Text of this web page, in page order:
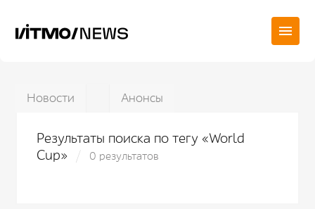
Новости Анонсы
Результаты поиска по тегу «World
Cup»
0 результатов